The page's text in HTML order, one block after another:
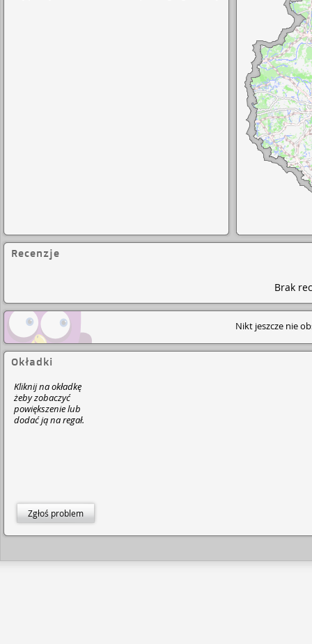
Recenzje
Brak
Nikt jeszcze nie
Okładki
Kliknij na okładkę
żeby zobaczyć
powiększenie lub
dodać ją na regał.
Zgłoś problem